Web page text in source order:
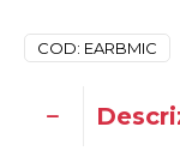
COD: EARBMIC